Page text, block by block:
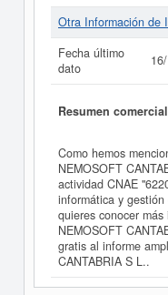
Otra Información de
Fecha último
dato
Resumen
Como hemos
NEMOSOFT
actividad CNAE
informática y
quieres conocer
NEMOSOFT
gratis al informe
CANTABRIA S L..